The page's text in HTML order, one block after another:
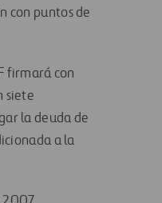
con puntos de
firmará con
siete
la deuda de
a la